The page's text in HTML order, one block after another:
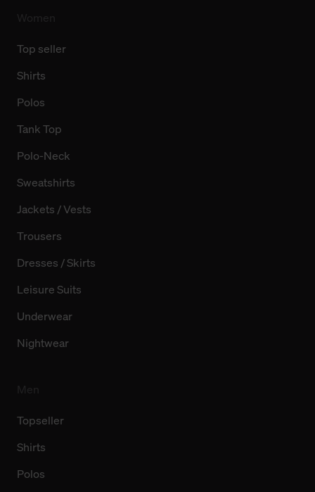
Top seller
Shirts
Polos
Tank Top
Polo-Neck
Sweatshirts
Jackets / Vests
Trousers
Dresses / Skirts
Leisure Suits
Underwear
Nightwear
Topseller
Shirts
Polos